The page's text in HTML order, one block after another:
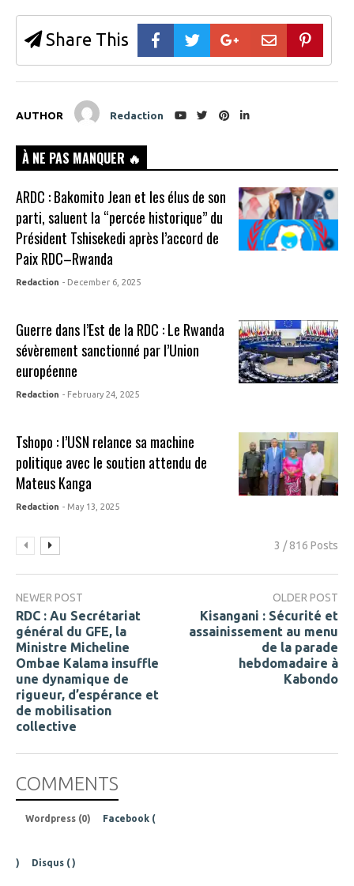
Share This
AUTHOR Redaction
À NE PAS MANQUER 🔥
ARDC : Bakomito Jean et les élus de son
parti, saluent la “percée historique” du
Président Tshisekedi après l’accord de
Paix RDC–Rwanda
Redaction - December 6, 2025
Guerre dans l’Est de la RDC : Le Rwanda
sévèrement sanctionné par l’Union
européenne
Redaction - February 24, 2025
Tshopo : l’USN relance sa machine
politique avec le soutien attendu de
Mateus Kanga
Redaction - May 13, 2025
3 / 816 Posts
NEWER POST
RDC : Au Secrétariat
général du GFE, la
Ministre Micheline
Ombae Kalama insuffle
une dynamique de
rigueur, d’espérance et
de mobilisation
collective
OLDER POST
Kisangani : Sécurité et
assainissement au menu
de la parade
hebdomadaire à
Kabondo
COMMENTS
Wordpress (0) Facebook (
) Disqus ( )